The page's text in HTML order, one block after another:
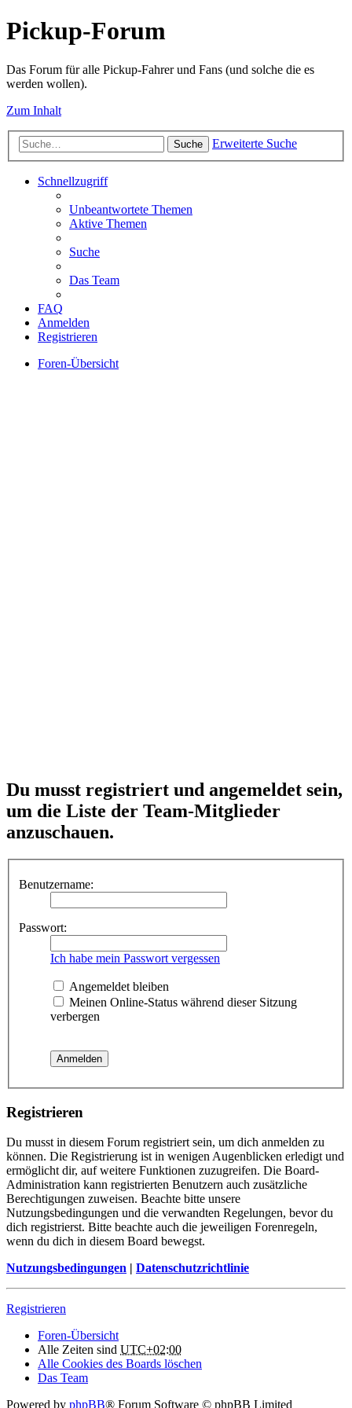
Pickup-Forum
Das Forum für alle Pickup-Fahrer und Fans (und solche die es
werden wollen).
Zum Inhalt
Suche Erweiterte Suche
Schnellzugriff
Unbeantwortete Themen
Aktive Themen
Suche
Das Team
FAQ
Anmelden
Registrieren
Foren-Übersicht
Du musst registriert und angemeldet sein,
um die Liste der Team-Mitglieder
anzuschauen.
Benutzername:
Passwort:
Ich habe mein Passwort vergessen
Angemeldet bleiben
Meinen Online-Status während dieser Sitzung
verbergen
Registrieren
Du musst in diesem Forum registriert sein, um dich anmelden zu
können. Die Registrierung ist in wenigen Augenblicken erledigt und
ermöglicht dir, auf weitere Funktionen zuzugreifen. Die Board-
Administration kann registrierten Benutzern auch zusätzliche
Berechtigungen zuweisen. Beachte bitte unsere
Nutzungsbedingungen und die verwandten Regelungen, bevor du
dich registrierst. Bitte beachte auch die jeweiligen Forenregeln,
wenn du dich in diesem Board bewegst.
Nutzungsbedingungen | Datenschutzrichtlinie
Registrieren
Foren-Übersicht
Alle Zeiten sind UTC+02:00
Alle Cookies des Boards löschen
Das Team
Powered by phpBB® Forum Software © phpBB Limited